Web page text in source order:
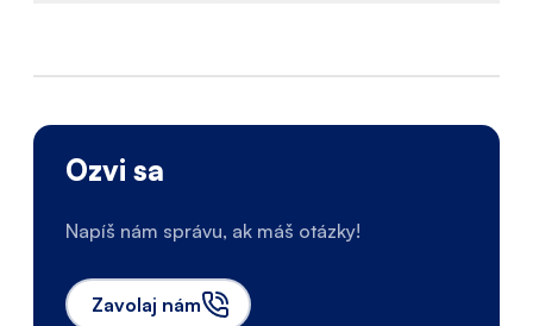
Ozvi sa
Napíš nám správu, ak máš otázky!
Zavolaj nám